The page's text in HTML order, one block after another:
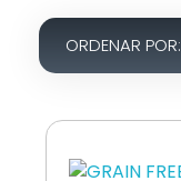
ORDENAR POR: